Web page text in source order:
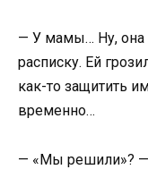
— У мамы… Ну, она
расписку. Ей
как-то защитить
временно…
— «Мы решили»? —